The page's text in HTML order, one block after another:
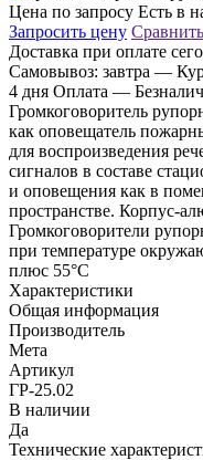
Цена по запросу Есть в
Запросить цену Сравнить
Доставка при оплате
Самовывоз: завтра —
4 дня Оплата —
Громкоговоритель
как оповещатель
для воспроизведения
сигналов в составе
и оповещения как в
пространстве.
Громкоговорители
при температуре
плюс 55°С
Характеристики
Общая информация
Производитель
Мета
Артикул
ГР-25.02
В наличии
Да
Технические